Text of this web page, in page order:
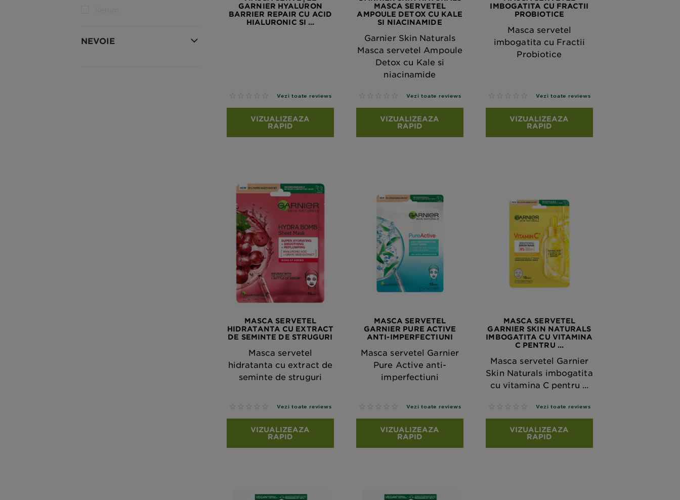
NEVOIE
GARNIER HYALURON
BARRIER REPAIR CU ACID
HIALURONIC SI ...
No reviews Vezi toate reviews
VIZUALIZEAZA
RAPID
MASCA SERVETEL
AMPOULE DETOX CU KALE
SI NIACINAMIDE
Garnier Skin Naturals
Masca servetel Ampoule
Detox cu Kale si
niacinamide
No reviews Vezi toate reviews
VIZUALIZEAZA
RAPID
IMBOGATITA CU FRACTII
PROBIOTICE
Masca servetel
imbogatita cu Fractii
Probiotice
No reviews Vezi toate reviews
VIZUALIZEAZA
RAPID
MASCA SERVETEL
HIDRATANTA CU EXTRACT
DE SEMINTE DE STRUGURI
Masca servetel
hidratanta cu extract de
seminte de struguri
No reviews Vezi toate reviews
VIZUALIZEAZA
RAPID
MASCA SERVETEL
GARNIER PURE ACTIVE
ANTI-IMPERFECTIUNI
Masca servetel Garnier
Pure Active anti-
imperfectiuni
No reviews Vezi toate reviews
VIZUALIZEAZA
RAPID
MASCA SERVETEL
GARNIER SKIN NATURALS
IMBOGATITA CU VITAMINA
C PENTRU ...
Masca servetel Garnier
Skin Naturals imbogatita
cu vitamina C pentru ...
No reviews Vezi toate reviews
VIZUALIZEAZA
RAPID